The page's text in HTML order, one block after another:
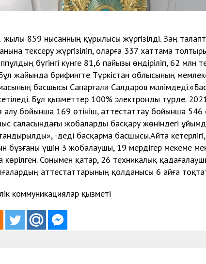
859 нысанның құрылысы жүргізілді. Заң
тексеру жүргізіліп, оларға 337 хаттама
бүгінгі күнге 81,6 пайызы өндіріліп, 62 млн
жайында брифингте Түркістан облысының
басшысы Сапарғали Салдаров
Бұл қызметтер 100% электронды түрде.
бойынша 169 өтініш, аттестаттау бойынша 546
саласындағы жобаларды басқару жөніндегі
-деді басқарма басшысы.Айта
бұзғаны үшін 3 жобалаушы, 19 мердігер мекеме
көрілген. Сонымен қатар, 26 техникалық
аттестаттарының қолданысы 6 айға
коммуникациялар қызметі